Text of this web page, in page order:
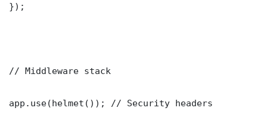
});
// Middleware stack
app.use(helmet()); // Security headers